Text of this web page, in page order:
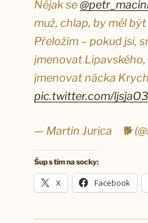
Nějak se
muž, chlap, by měl
Přeložím – pokud jsi,
jmenovat
jmenovat nácka
pic.twitter.com/
— Martin Jurica ​ ​ ​ 🐕
Šup s tím na socky:
X Facebook